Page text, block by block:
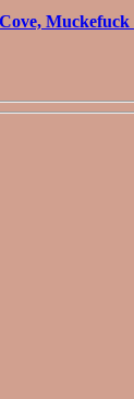
Muckefuck